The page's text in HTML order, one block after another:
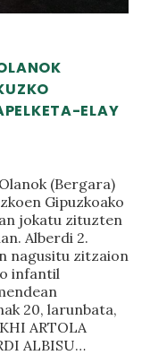
ELAY
(Bergara)
Gipuzkoako
jokatu zituzten
Alberdi 2.
nagusitu zitzaion
infantil
20, larunbata,
ARTOLA
ALBISU…